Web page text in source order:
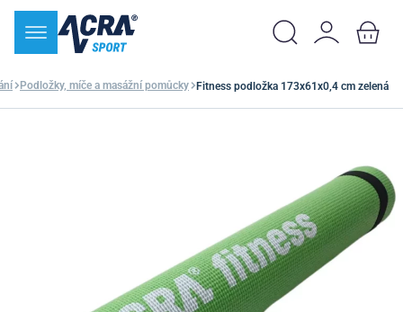
Podložky, míče a masážní pomůcky Fitness podložka 173x61x0,4 cm zelená